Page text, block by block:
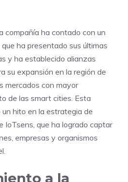
compañía ha contado con un
ha presentado sus últimas
y ha establecido alianzas
su expansión en la región de
mercados con mayor
de las smart cities. Esta
hito en la estrategia de
IoTsens, que ha logrado captar
empresas y organismos
a la